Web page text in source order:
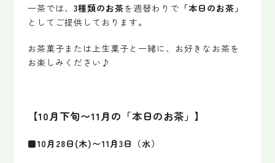
一茶では、 3種類のお茶を週替わりで 「本日のお茶」
としてご提供しております。
お茶菓子または上生菓子と一緒に、お好きなお茶を
お楽しみください♪
【10月下旬〜11月の「本日のお茶」】
■10月28日(木)〜11月3日（水）